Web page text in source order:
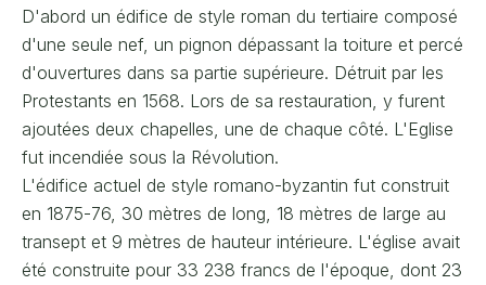
D'abord un édifice de style roman du tertiaire composé
d'une seule nef, un pignon dépassant la toiture et percé
d'ouvertures dans sa partie supérieure. Détruit par les
Protestants en 1568. Lors de sa restauration, y furent
ajoutées deux chapelles, une de chaque côté. L'Eglise
fut incendiée sous la Révolution.
L'édifice actuel de style romano-byzantin fut construit
en 1875-76, 30 mètres de long, 18 mètres de large au
transept et 9 mètres de hauteur intérieure. L'église avait
été construite pour 33 238 francs de l'époque, dont 23